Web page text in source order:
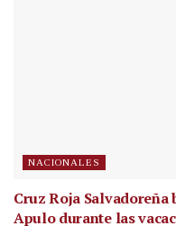
NACIONALES
Cruz Roja Salvadoreña
Apulo durante las